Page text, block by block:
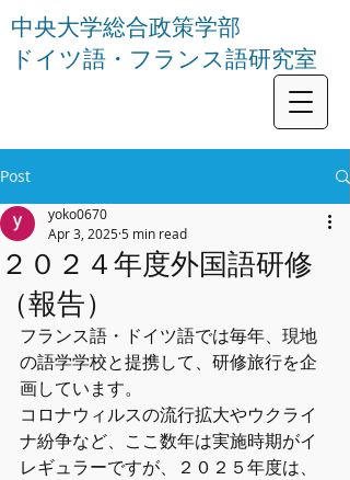
中央大学総合政策学部
ドイツ語・フランス語研究室
Post
２０２４年度外国語研修
（報告）
yoko0670
Apr 3, 2025 5 min read
フランス語・ドイツ語では毎年、現地
の語学学校と提携して、研修旅行を企
画しています。
コロナウィルスの流行拡大やウクライ
ナ紛争など、ここ数年は実施時期がイ
レギュラーですが、２０２５年度は、